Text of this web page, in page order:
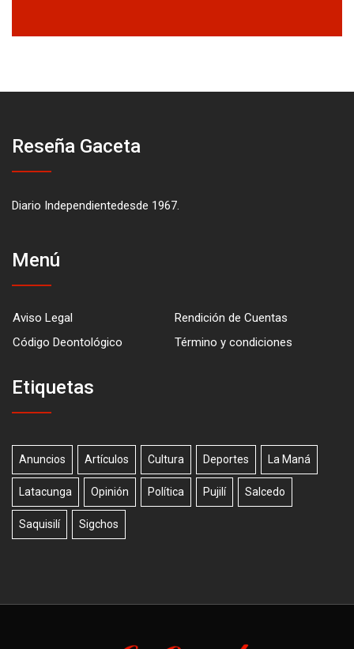
Reseña Gaceta
Diario Independientedesde 1967.
Menú
Aviso Legal
Rendición de Cuentas
Código Deontológico
Término y condiciones
Etiquetas
Anuncios Artículos Cultura Deportes La Maná
Latacunga Opinión Política Pujilí Salcedo
Saquisilí Sigchos